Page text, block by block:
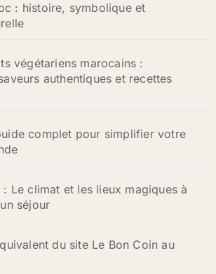
: histoire, symbolique et
végétariens marocains :
authentiques et recettes
complet pour simplifier votre
Le climat et les lieux magiques à
séjour
du site Le Bon Coin au